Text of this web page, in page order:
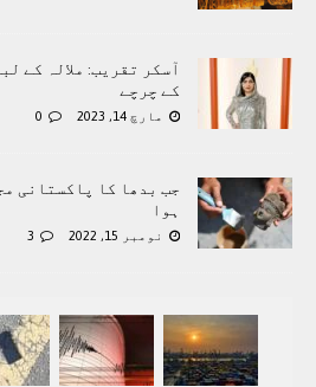
آسکر تقریب: ملالہ کے
کے چرچے
مارچ 14, 2023 0
جب بدھا کا پاکستانی
ہوا
نومبر 15, 2022 3